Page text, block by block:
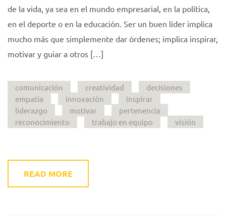
de la vida, ya sea en el mundo empresarial, en la política,
en el deporte o en la educación. Ser un buen líder implica
mucho más que simplemente dar órdenes; implica inspirar,
motivar y guiar a otros […]
comunicación creatividad
decisiones
empatía
innovación
inspirar
liderazgo
motivar
pertenencia
reconocimiento
trabajo en equipo visión
READ MORE